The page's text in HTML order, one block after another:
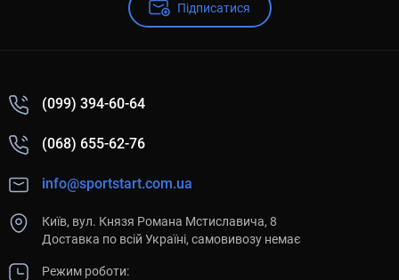
Підписатися
(099) 394-60-64
(068) 655-62-76
info@sportstart.com.ua
Київ, вул. Князя Романа Мстиславича, 8
Доставка по всій Україні, самовивозу немає
Режим роботи: